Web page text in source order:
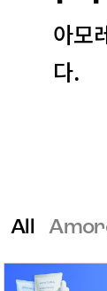
아모
다.
All